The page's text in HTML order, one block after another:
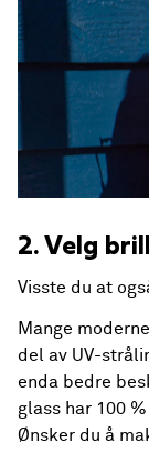
2. Velg
Visste du at
Mange
del av UV-
enda bedre
glass har 100
Ønsker du å